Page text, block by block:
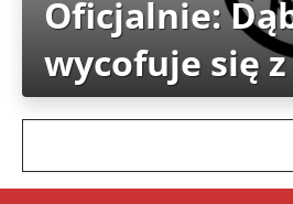
Oficjalnie:
wycofuje się